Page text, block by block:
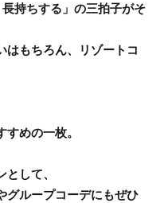
持ちする」の三拍子がそ
はもちろん、リゾートコ
めの一枚。
して、
グループコーデにもぜひ